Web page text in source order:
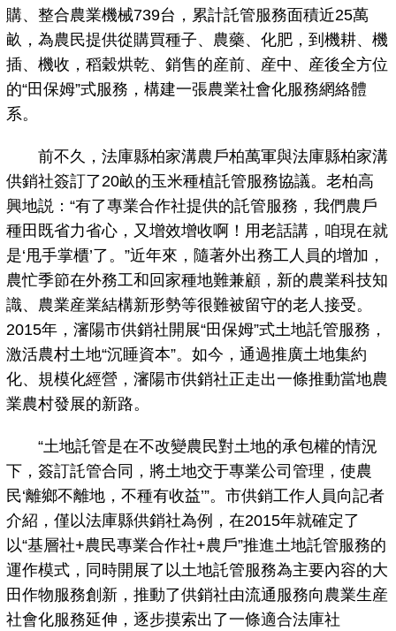
購、整合農業機械739台，累計託管服務面積近25萬
畝，為農民提供從購買種子、農藥、化肥，到機耕、機
插、機收，稻穀烘乾、銷售的産前、産中、産後全方位
的“田保姆”式服務，構建一張農業社會化服務網絡體
系。
前不久，法庫縣柏家溝農戶柏萬軍與法庫縣柏家溝
供銷社簽訂了20畝的玉米種植託管服務協議。老柏高
興地説：“有了專業合作社提供的託管服務，我們農戶
種田既省力省心，又增效增收啊！用老話講，咱現在就
是‘甩手掌櫃’了。”近年來，隨著外出務工人員的增加，
農忙季節在外務工和回家種地難兼顧，新的農業科技知
識、農業産業結構新形勢等很難被留守的老人接受。
2015年，瀋陽市供銷社開展“田保姆”式土地託管服務，
激活農村土地“沉睡資本”。如今，通過推廣土地集約
化、規模化經營，瀋陽市供銷社正走出一條推動當地農
業農村發展的新路。
“土地託管是在不改變農民對土地的承包權的情況
下，簽訂託管合同，將土地交于專業公司管理，使農
民‘離鄉不離地，不種有收益’”。市供銷工作人員向記者
介紹，僅以法庫縣供銷社為例，在2015年就確定了
以“基層社+農民專業合作社+農戶”推進土地託管服務的
運作模式，同時開展了以土地託管服務為主要內容的大
田作物服務創新，推動了供銷社由流通服務向農業生産
社會化服務延伸，逐步摸索出了一條適合法庫社